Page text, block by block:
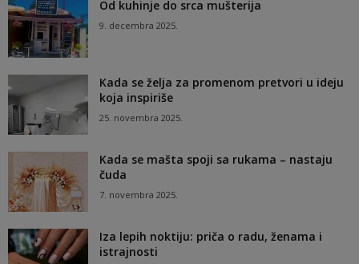
Od kuhinje do srca mušterija
9. decembra 2025.
Kada se želja za promenom pretvori u ideju
koja inspiriše
25. novembra 2025.
Kada se mašta spoji sa rukama – nastaju
čuda
7. novembra 2025.
Iza lepih noktiju: priča o radu, ženama i
istrajnosti